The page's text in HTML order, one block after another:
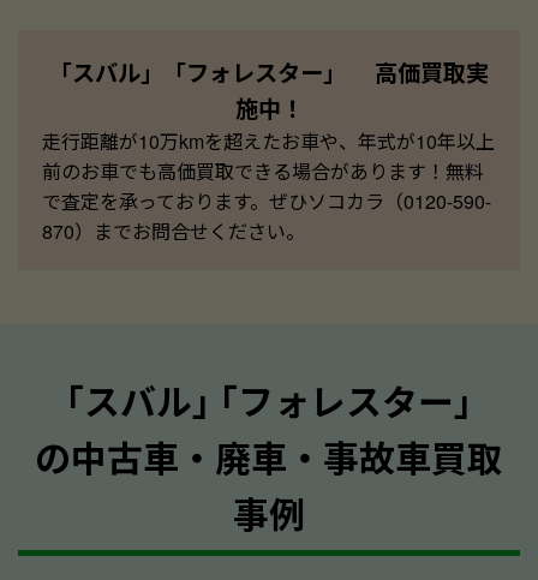
「スバル」「フォレスター」 高価買取実
施中！
走行距離が10万kmを超えたお車や、年式が10年以上
前のお車でも高価買取できる場合があります！無料
で査定を承っております。ぜひソコカラ（0120-590-
870）までお問合せください。
｢スバル｣ ｢フォレスター｣
の中古車・廃車・事故車買取
事例